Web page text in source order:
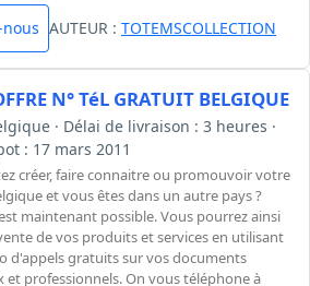
AUTEUR : TOTEMSCOLLECTION
N° TéL GRATUIT BELGIQUE
· Délai de livraison : 3 heures ·
: 17 mars 2011
créer, faire connaitre ou promouvoir votre
et vous êtes dans un autre pays ?
maintenant possible. Vous pourrez ainsi
de vos produits et services en utilisant
d'appels gratuits sur vos documents
et professionnels. On vous téléphone à